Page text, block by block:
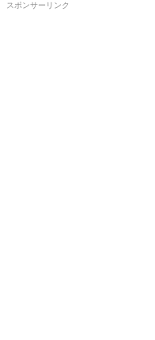
スポンサーリンク